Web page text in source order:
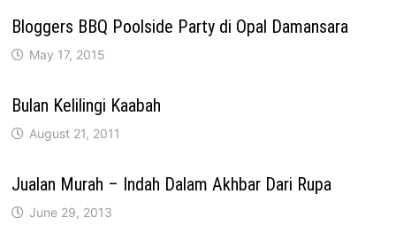
Bloggers BBQ Poolside Party di Opal Damansara
May 17, 2015
Bulan Kelilingi Kaabah
August 21, 2011
Jualan Murah – Indah Dalam Akhbar Dari Rupa
June 29, 2013